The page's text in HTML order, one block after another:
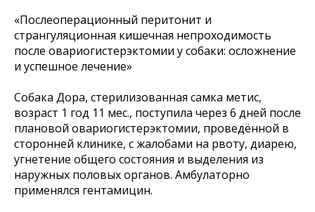
«Послеоперационный перитонит и
странгуляционная кишечная непроходимость
после овариогистерэктомии у собаки: осложнение
и успешное лечение»
Собака Дора, стерилизованная самка метис,
возраст 1 год 11 мес., поступила через 6 дней после
плановой овариогистерэктомии, проведённой в
сторонней клинике, с жалобами на рвоту, диарею,
угнетение общего состояния и выделения из
наружных половых органов. Амбулаторно
применялся гентамицин.